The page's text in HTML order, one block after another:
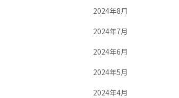
2024年8月
2024年7月
2024年6月
2024年5月
2024年4月